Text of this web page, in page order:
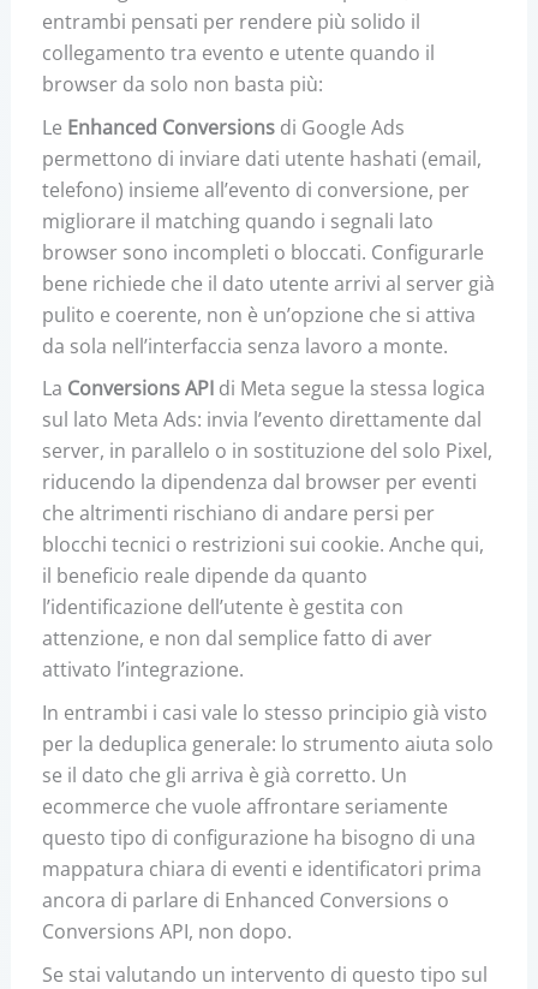
entrambi pensati per rendere più solido il
collegamento tra evento e utente quando il
browser da solo non basta più:
Le Enhanced Conversionsdi Google Ads
permettono di inviare dati utente hashati (email,
telefono) insieme all’evento di conversione, per
migliorare il matching quando i segnali lato
browser sono incompleti o bloccati. Configurarle
bene richiede che il dato utente arrivi al server già
pulito e coerente, non è un’opzione che si attiva
da sola nell’interfaccia senza lavoro a monte.
La Conversions APIdi Meta segue la stessa logica
sul lato Meta Ads: invia l’evento direttamente dal
server, in parallelo o in sostituzione del solo Pixel,
riducendo la dipendenza dal browser per eventi
che altrimenti rischiano di andare persi per
blocchi tecnici o restrizioni sui cookie. Anche qui,
il beneficio reale dipende da quanto
l’identificazione dell’utente è gestita con
attenzione, e non dal semplice fatto di aver
attivato l’integrazione.
In entrambi i casi vale lo stesso principio già visto
per la deduplica generale: lo strumento aiuta solo
se il dato che gli arriva è già corretto. Un
ecommerce che vuole affrontare seriamente
questo tipo di configurazione ha bisogno di una
mappatura chiara di eventi e identificatori prima
ancora di parlare di Enhanced Conversions o
Conversions API, non dopo.
Se stai valutando un intervento di questo tipo sul